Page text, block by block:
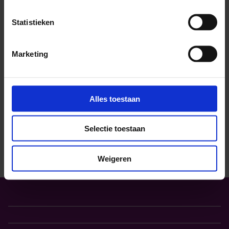
Statistieken
Marketing
Alles toestaan
Selectie toestaan
Weigeren
Contact met SchoolsOUT
Stuur ons een e-mail
Bel met Schoolsout